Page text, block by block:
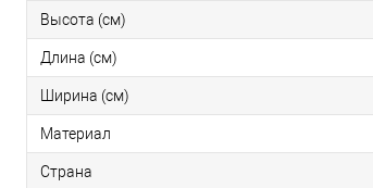
Высота (см)
Длина (см)
Ширина (см)
Материал
Страна